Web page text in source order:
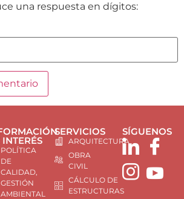
una respuesta en dígitos:
INTERÉS
POLÍTICA
DE
CALIDAD,
GESTIÓN
AMBIENTAL
SERVICIOS
ARQUITECTURA
OBRA
CIVIL
CÁLCULO DE
ESTRUCTURAS
SÍGUENOS